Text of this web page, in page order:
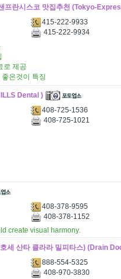
프란시스코 맛집추천 (Tokyo-
415-222-9933
415-222-9934
로 제공
은것이 특징
Dental )
408-725-1536
408-725-1021
408-378-9595
408-378-1152
create visual harmony.
세 산타 클라라 밀피타스) (Drain
888-554-5325
408-970-3830